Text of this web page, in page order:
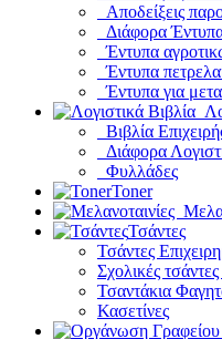
Αποδείξεις
Διάφορα
Έντυπα
Έντυπα
Έντυπα για
Βιβλία
Διάφορα
Φυλλάδες
Toner
Τσάντες
Τσάντες
Σχολικές τσάντες
Τσαντάκια
Κασετίνες